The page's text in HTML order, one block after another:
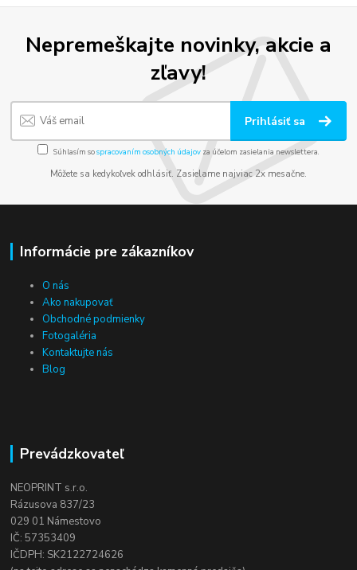
Nepremeškajte novinky, akcie a
zľavy!
Prihlásiť sa
Súhlasím sospracovaním osobných údajov za účelom zasielania newslettera.
Môžete sa kedykoľvek odhlásiť. Zasielame najviac 2x mesačne.
Informácie pre zákazníkov
O nás
Ako nakupovať
Obchodné podmienky
Fotogaléria
Kontaktujte nás
Blog
Prevádzkovateľ
NEOPRINT s.r.o.
Rázusova 837/23
029 01 Námestovo
IČ: 57353409
IČDPH: SK2122724626